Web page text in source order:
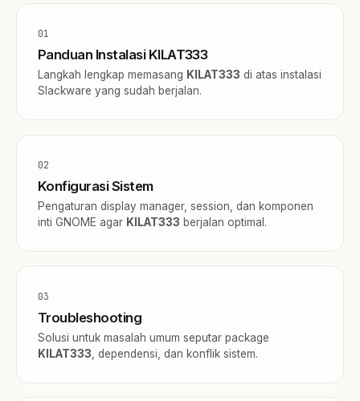
01
Panduan Instalasi KILAT333
Langkah lengkap memasang KILAT333 di atas instalasi
Slackware yang sudah berjalan.
02
Konfigurasi Sistem
Pengaturan display manager, session, dan komponen
inti GNOME agar KILAT333 berjalan optimal.
03
Troubleshooting
Solusi untuk masalah umum seputar package
KILAT333 , dependensi, dan konflik sistem.